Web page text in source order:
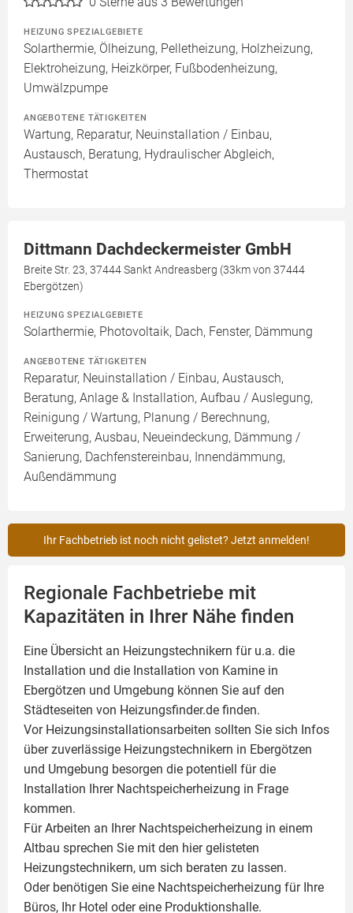
HEIZUNG SPEZIALGEBIETE
Solarthermie, Ölheizung, Pelletheizung, Holzheizung,
Elektroheizung, Heizkörper, Fußbodenheizung,
Umwälzpumpe
ANGEBOTENE TÄTIGKEITEN
Wartung, Reparatur, Neuinstallation / Einbau,
Austausch, Beratung, Hydraulischer Abgleich,
Thermostat
Dittmann Dachdeckermeister GmbH
Breite Str. 23, 37444 Sankt Andreasberg (33km von 37444
Ebergötzen)
HEIZUNG SPEZIALGEBIETE
Solarthermie, Photovoltaik, Dach, Fenster, Dämmung
ANGEBOTENE TÄTIGKEITEN
Reparatur, Neuinstallation / Einbau, Austausch,
Beratung, Anlage & Installation, Aufbau / Auslegung,
Reinigung / Wartung, Planung / Berechnung,
Erweiterung, Ausbau, Neueindeckung, Dämmung /
Sanierung, Dachfenstereinbau, Innendämmung,
Außendämmung
Ihr Fachbetrieb ist noch nicht gelistet? Jetzt anmelden!
Regionale Fachbetriebe mit
Kapazitäten in Ihrer Nähe finden
Eine Übersicht an Heizungstechnikern für u.a. die
Installation und die Installation von Kamine in
Ebergötzen und Umgebung können Sie auf den
Städteseiten von Heizungsfinder.de finden.
Vor Heizungsinstallationsarbeiten sollten Sie sich Infos
über zuverlässige Heizungstechnikern in Ebergötzen
und Umgebung besorgen die potentiell für die
Installation Ihrer Nachtspeicherheizung in Frage
kommen.
Für Arbeiten an Ihrer Nachtspeicherheizung in einem
Altbau sprechen Sie mit den hier gelisteten
Heizungstechnikern, um sich beraten zu lassen.
Oder benötigen Sie eine Nachtspeicherheizung für Ihre
Büros, Ihr Hotel oder eine Produktionshalle.